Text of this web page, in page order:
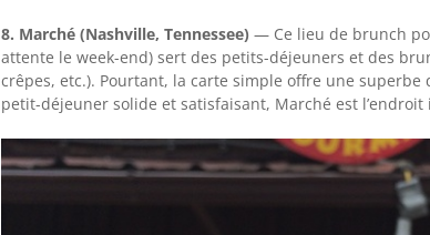
8. Marché (Nashville, Tennessee) — Ce lieu de brunch
attente le week-end) sert des petits-déjeuners et des
crêpes, etc.). Pourtant, la carte simple offre une
petit-déjeuner solide et satisfaisant, Marché est l’endroit